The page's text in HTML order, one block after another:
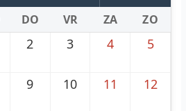
DO VR ZA ZO
2 3 4 5
9 10 11 12